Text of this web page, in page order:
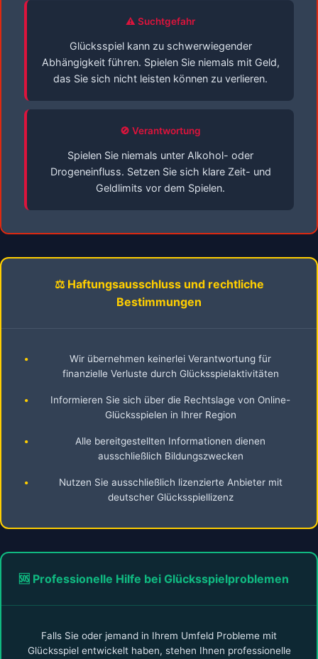
⚠️ Suchtgefahr
Glücksspiel kann zu schwerwiegender
Abhängigkeit führen. Spielen Sie niemals mit Geld,
das Sie sich nicht leisten können zu verlieren.
🚫 Verantwortung
Spielen Sie niemals unter Alkohol- oder
Drogeneinfluss. Setzen Sie sich klare Zeit- und
Geldlimits vor dem Spielen.
⚖️ Haftungsausschluss und rechtliche
Bestimmungen
•
Wir übernehmen keinerlei Verantwortung für
finanzielle Verluste durch Glücksspielaktivitäten
•
Informieren Sie sich über die Rechtslage von Online-
Glücksspielen in Ihrer Region
•
Alle bereitgestellten Informationen dienen
ausschließlich Bildungszwecken
•
Nutzen Sie ausschließlich lizenzierte Anbieter mit
deutscher Glücksspiellizenz
🆘 Professionelle Hilfe bei Glücksspielproblemen
Falls Sie oder jemand in Ihrem Umfeld Probleme mit
Glücksspiel entwickelt haben, stehen Ihnen professionelle